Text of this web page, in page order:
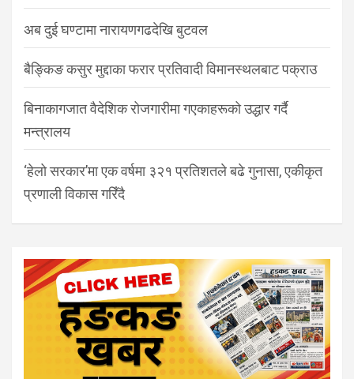
अब दुई घण्टामा नारायणगढदेखि बुटवल
बैङ्किङ कसुर मुद्दाका फरार प्रतिवादी विमानस्थलबाट पक्राउ
बिनाकागजात वैदेशिक रोजगारीमा गएकाहरूको उद्धार गर्दै
मन्त्रालय
‘हेलो सरकार’मा एक वर्षमा ३२१ प्रतिशतले बढे गुनासा, एकीकृत
प्रणाली विकास गरिँदै